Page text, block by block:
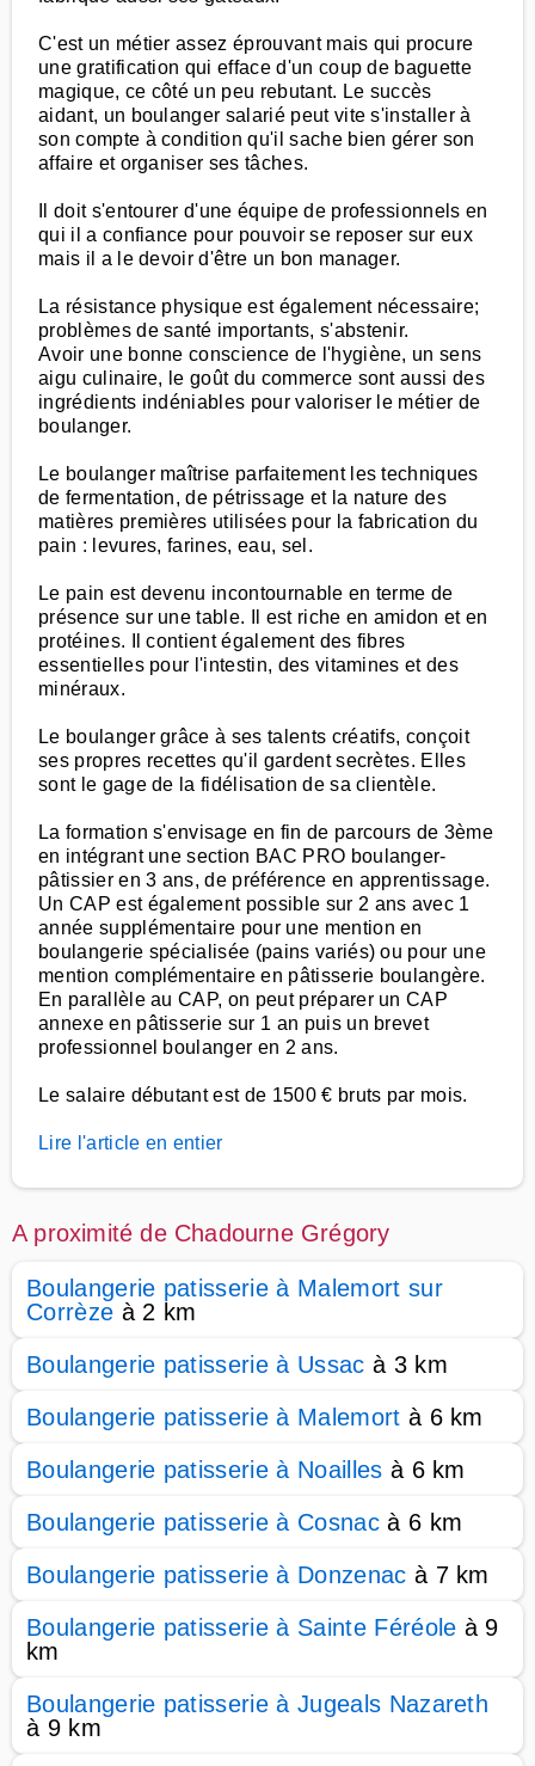
C'est un métier assez éprouvant mais qui procure
une gratification qui efface d'un coup de baguette
magique, ce côté un peu rebutant. Le succès
aidant, un boulanger salarié peut vite s'installer à
son compte à condition qu'il sache bien gérer son
affaire et organiser ses tâches.
Il doit s'entourer d'une équipe de professionnels en
qui il a confiance pour pouvoir se reposer sur eux
mais il a le devoir d'être un bon manager.
La résistance physique est également nécessaire;
problèmes de santé importants, s'abstenir.
Avoir une bonne conscience de l'hygiène, un sens
aigu culinaire, le goût du commerce sont aussi des
ingrédients indéniables pour valoriser le métier de
boulanger.
Le boulanger maîtrise parfaitement les techniques
de fermentation, de pétrissage et la nature des
matières premières utilisées pour la fabrication du
pain : levures, farines, eau, sel.
Le pain est devenu incontournable en terme de
présence sur une table. Il est riche en amidon et en
protéines. Il contient également des fibres
essentielles pour l'intestin, des vitamines et des
minéraux.
Le boulanger grâce à ses talents créatifs, conçoit
ses propres recettes qu'il gardent secrètes. Elles
sont le gage de la fidélisation de sa clientèle.
La formation s'envisage en fin de parcours de 3ème
en intégrant une section BAC PRO boulanger-
pâtissier en 3 ans, de préférence en apprentissage.
Un CAP est également possible sur 2 ans avec 1
année supplémentaire pour une mention en
boulangerie spécialisée (pains variés) ou pour une
mention complémentaire en pâtisserie boulangère.
En parallèle au CAP, on peut préparer un CAP
annexe en pâtisserie sur 1 an puis un brevet
professionnel boulanger en 2 ans.
Le salaire débutant est de 1500 € bruts par mois.
Lire l'article en entier
A proximité de Chadourne Grégory
Boulangerie patisserie à Malemort sur
Corrèze à 2 km
Boulangerie patisserie à Ussac à 3 km
Boulangerie patisserie à Malemort à 6 km
Boulangerie patisserie à Noailles à 6 km
Boulangerie patisserie à Cosnacà 6 km
Boulangerie patisserie à Donzenac à 7 km
Boulangerie patisserie à Sainte Féréole à 9
km
Boulangerie patisserie à Jugeals Nazareth
à 9 km